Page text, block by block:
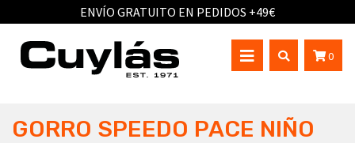
ENVÍO GRATUITO EN PEDIDOS +49€
0
GORRO SPEEDO PACE NIÑO